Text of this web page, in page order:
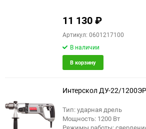
11 130₽
Артикул: 0601217100
В наличии
В корзину
Интерскол ДУ-22/
Тип: ударная дрель
Мощность: 1200 Вт